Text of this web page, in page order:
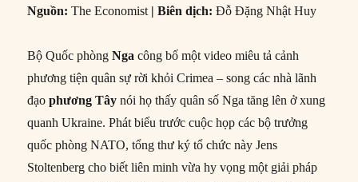
Nguồn: The Economist |Biên dịch: Đỗ Đặng Nhật Huy
Bộ Quốc phòngNga công bố một video miêu tả cảnh
phương tiện quân sự rời khỏi Crimea – song các nhà lãnh
đạophương Tây nói họ thấy quân số Nga tăng lên ở xung
quanh Ukraine. Phát biểu trước cuộc họp các bộ trưởng
quốc phòng NATO, tổng thư ký tổ chức này Jens
Stoltenberg cho biết liên minh vừa hy vọng một giải pháp